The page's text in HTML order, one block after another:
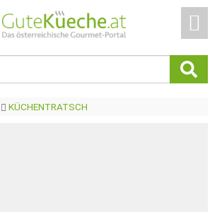
KÜCHENTRATSCH